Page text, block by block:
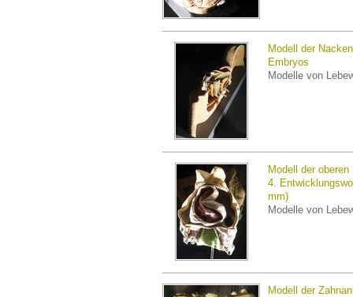
Modell der
Embryos
Modelle von
Modell der
4.
mm)
Modelle von
Modell der